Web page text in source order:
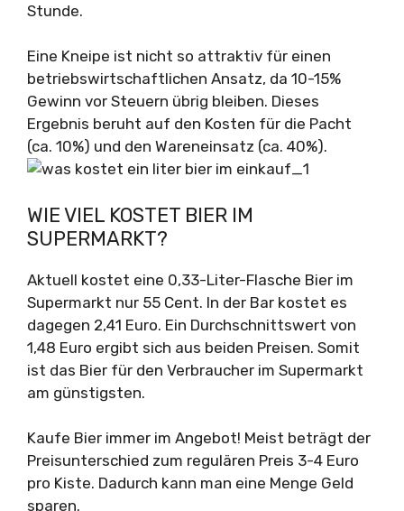
Stunde.
Eine Kneipe ist nicht so attraktiv für einen
betriebswirtschaftlichen Ansatz, da 10-15%
Gewinn vor Steuern übrig bleiben. Dieses
Ergebnis beruht auf den Kosten für die Pacht
(ca. 10%) und den Wareneinsatz (ca. 40%).
WIE VIEL KOSTET BIER IM
SUPERMARKT?
Aktuell kostet eine 0,33-Liter-Flasche Bier im
Supermarkt nur 55 Cent. In der Bar kostet es
dagegen 2,41 Euro. Ein Durchschnittswert von
1,48 Euro ergibt sich aus beiden Preisen. Somit
ist das Bier für den Verbraucher im Supermarkt
am günstigsten.
Kaufe Bier immer im Angebot! Meist beträgt der
Preisunterschied zum regulären Preis 3-4 Euro
pro Kiste. Dadurch kann man eine Menge Geld
sparen.